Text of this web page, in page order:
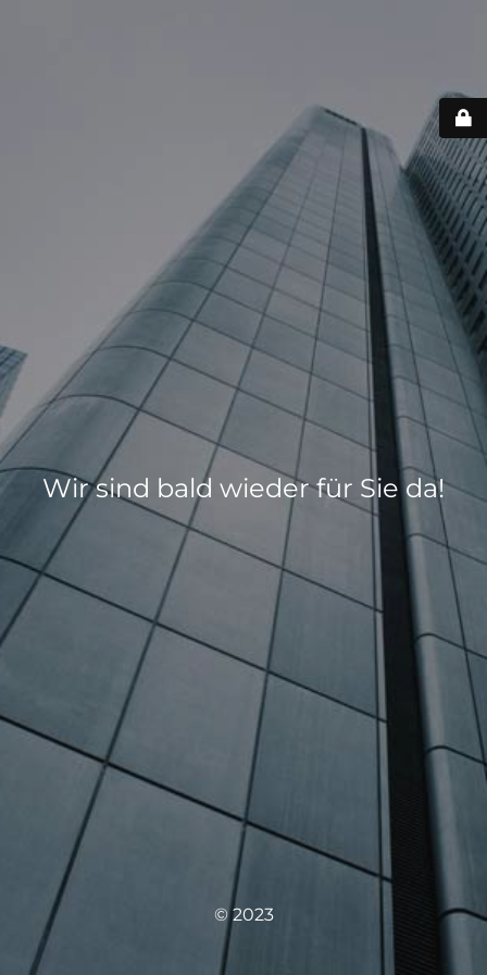
Wir sind bald wieder für Sie da!
© 2023